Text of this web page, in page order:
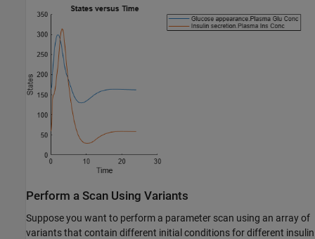
Perform a Scan Using Variants
Suppose you want to perform a parameter scan using an array of
variants that contain different initial conditions for different insulin